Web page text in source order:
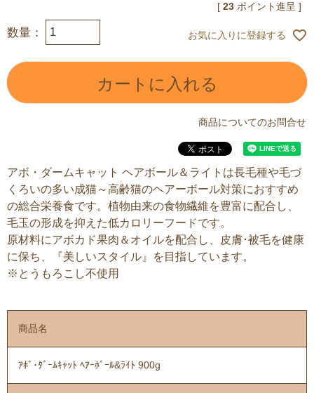
[ 23 ポイント進呈 ]
お気に入りに登録する
カートに入れる
商品についてのお問合せ
アボ・ダームキャット ヘアボール＆ライトは長毛種や毛づ
くろいの多い成猫～高齢猫のヘアーボール対策におすすめ
の総合栄養食です。植物由来の食物繊維を豊富に配合し、
毛玉の形成を抑えた低カロリーフードです。
原材料にアボカド果肉＆オイルを配合し、皮膚･被毛を健康
に保ち、『美しいスタイル』を目指しています。
※とうもろこし不使用
商品名
ｱﾎﾞ･ﾀﾞｰﾑｷｬｯﾄ ﾍｱｰﾎﾞｰﾙ&ﾗｲﾄ 900g